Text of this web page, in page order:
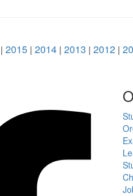
| 2015 | 2014 | 2013 | 2012 |